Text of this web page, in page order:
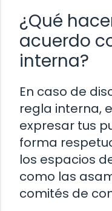
¿Qué
acuerdo
interna?
En caso de
regla interna,
expresar tus
forma
los espacios
como las
comités de